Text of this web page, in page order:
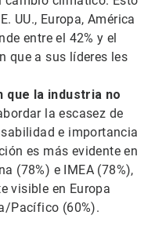
UU., Europa, América
entre el 42% y el
que a sus líderes les
que la industria no
la escasez de
e importancia
es más evidente en
(78%) e IMEA (78%),
visible en Europa
Pacífico (60%).